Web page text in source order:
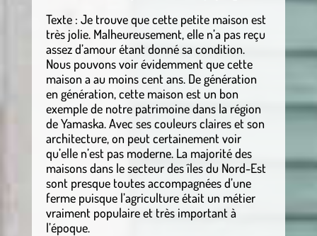
Texte : Je trouve que cette petite maison est
très jolie. Malheureusement, elle n’a pas reçu
assez d’amour étant donné sa condition.
Nous pouvons voir évidemment que cette
maison a au moins cent ans. De génération
en génération, cette maison est un bon
exemple de notre patrimoine dans la région
de Yamaska. Avec ses couleurs claires et son
architecture, on peut certainement voir
qu’elle n’est pas moderne. La majorité des
maisons dans le secteur des îles du Nord-Est
sont presque toutes accompagnées d’une
ferme puisque l’agriculture était un métier
vraiment populaire et très important à
l’époque.